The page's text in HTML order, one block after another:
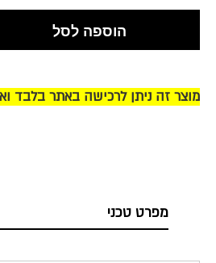
הוספה לסל
מוצר זה ניתן לרכישה באתר בלבד
מפרט טכני